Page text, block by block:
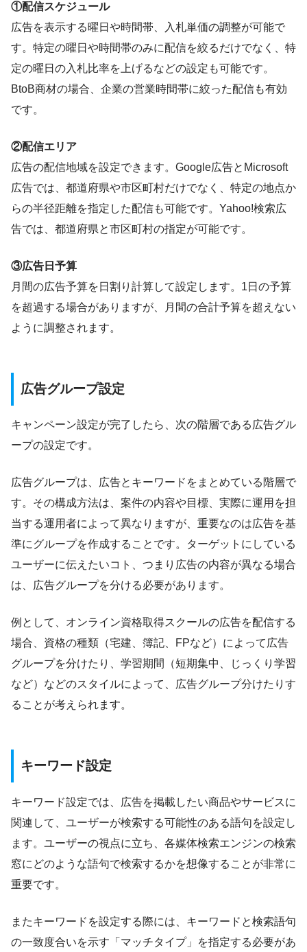
①配信スケジュール
広告を表示する曜日や時間帯、入札単価の調整が可能で
す。特定の曜日や時間帯のみに配信を絞るだけでなく、特
定の曜日の入札比率を上げるなどの設定も可能です。
BtoB商材の場合、企業の営業時間帯に絞った配信も有効
です。
②配信エリア
広告の配信地域を設定できます。Google広告とMicrosoft
広告では、都道府県や市区町村だけでなく、特定の地点か
らの半径距離を指定した配信も可能です。Yahoo!検索広
告では、都道府県と市区町村の指定が可能です。
③広告日予算
月間の広告予算を日割り計算して設定します。1日の予算
を超過する場合がありますが、月間の合計予算を超えない
ように調整されます。
広告グループ設定
キャンペーン設定が完了したら、次の階層である広告グル
ープの設定です。
広告グループは、広告とキーワードをまとめている階層で
す。その構成方法は、案件の内容や目標、実際に運用を担
当する運用者によって異なりますが、重要なのは広告を基
準にグループを作成することです。ターゲットにしている
ユーザーに伝えたいコト、つまり広告の内容が異なる場合
は、広告グループを分ける必要があります。
例として、オンライン資格取得スクールの広告を配信する
場合、資格の種類（宅建、簿記、FPなど）によって広告
グループを分けたり、学習期間（短期集中、じっくり学習
など）などのスタイルによって、広告グループ分けたりす
ることが考えられます。
キーワード設定
キーワード設定では、広告を掲載したい商品やサービスに
関連して、ユーザーが検索する可能性のある語句を設定し
ます。ユーザーの視点に立ち、各媒体検索エンジンの検索
窓にどのような語句で検索するかを想像することが非常に
重要です。
またキーワードを設定する際には、キーワードと検索語句
の一致度合いを示す「マッチタイプ」を指定する必要があ